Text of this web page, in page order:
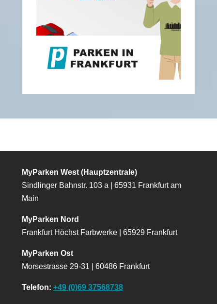
MyParken West (Hauptzentrale)
Sindlinger Bahnstr. 103 a | 65931 Frankfurt am
Main
MyParken Nord
Frankfurt Höchst Farbwerke | 65929 Frankfurt
MyParken Ost
Morsestrasse 29-31 | 60486 Frankfurt
Telefon: +49 (0)69 37568738